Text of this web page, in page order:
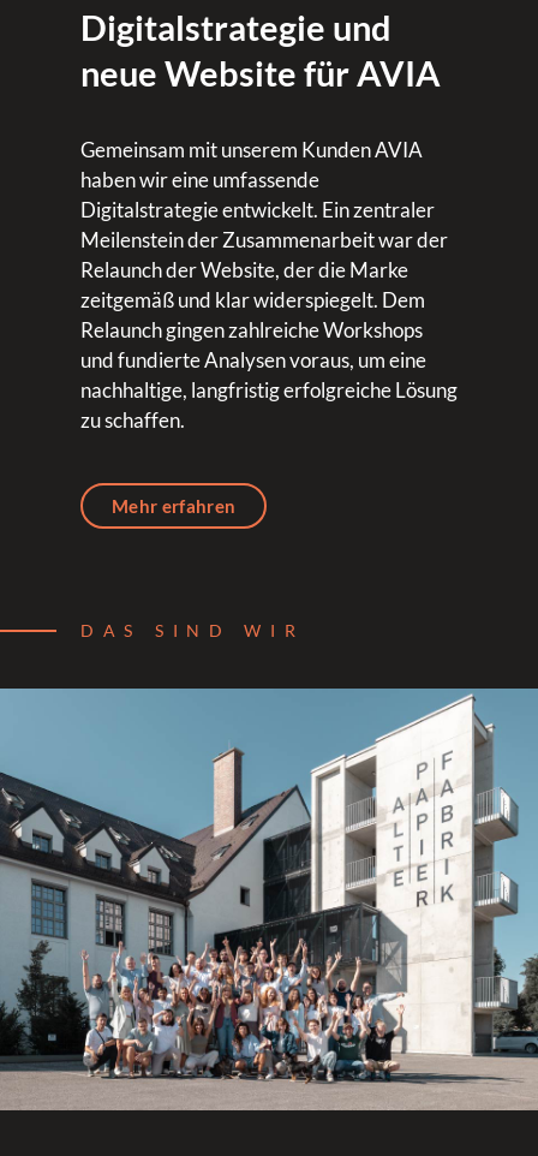
Digitalstrategie und
neue Website für AVIA
Gemeinsam mit unserem Kunden AVIA
haben wir eine umfassende
Digitalstrategie entwickelt. Ein zentraler
Meilenstein der Zusammenarbeit war der
Relaunch der Website, der die Marke
zeitgemäß und klar widerspiegelt. Dem
Relaunch gingen zahlreiche Workshops
und fundierte Analysen voraus, um eine
nachhaltige, langfristig erfolgreiche Lösung
zu schaffen.
Mehr erfahren
DAS SIND WIR